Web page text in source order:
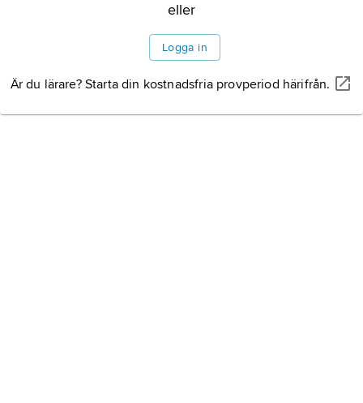
eller
Logga in
Är du lärare? Starta din kostnadsfria provperiod härifrån.